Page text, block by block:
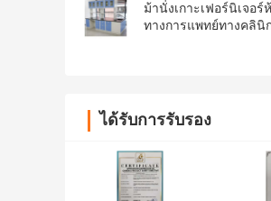
ม้านั่งเกาะเฟอร์นิเจอร์
ทางการแพทย์ทางคลินิ
ได้รับการรับรอง